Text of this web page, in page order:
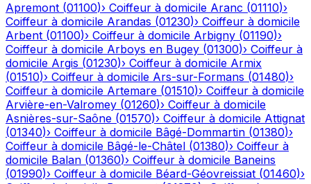
Apremont (01100)› Coiffeur à domicile Aranc (01110)›
Coiffeur à domicile Arandas (01230)› Coiffeur à domicile
Arbent (01100)› Coiffeur à domicile Arbigny (01190)›
Coiffeur à domicile Arboys en Bugey (01300)› Coiffeur à
domicile Argis (01230)› Coiffeur à domicile Armix
(01510)› Coiffeur à domicile Ars-sur-Formans (01480)›
Coiffeur à domicile Artemare (01510)› Coiffeur à domicile
Arvière-en-Valromey (01260)› Coiffeur à domicile
Asnières-sur-Saône (01570)› Coiffeur à domicile Attignat
(01340)› Coiffeur à domicile Bâgé-Dommartin (01380)›
Coiffeur à domicile Bâgé-le-Châtel (01380)› Coiffeur à
domicile Balan (01360)› Coiffeur à domicile Baneins
(01990)› Coiffeur à domicile Béard-Géovreissiat (01460)›